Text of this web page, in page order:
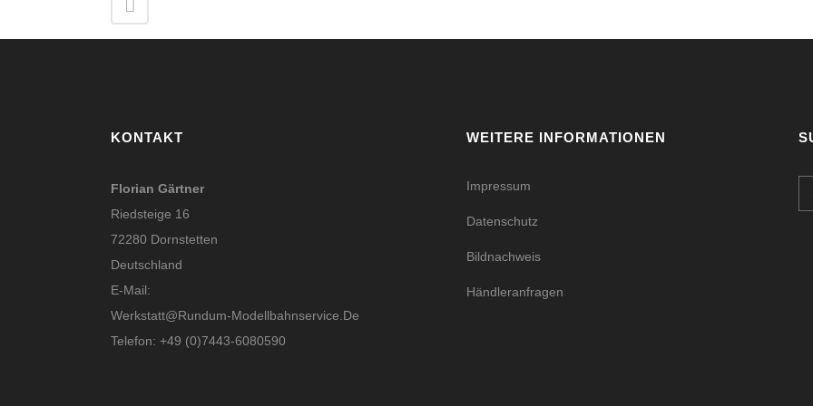
KONTAKT
Florian Gärtner
Riedsteige 16
72280 Dornstetten
Deutschland
E-Mail:
Werkstatt@rundum-Modellbahnservice.de
Telefon: +49 (0)7443-6080590
WEITERE INFORMATIONEN
Impressum
Datenschutz
Bildnachweis
Händleranfragen